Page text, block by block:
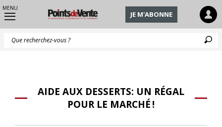
MENU
JE M'ABONNE
AIDE AUX DESSERTS: UN RÉGAL
POUR LE MARCHÉ !